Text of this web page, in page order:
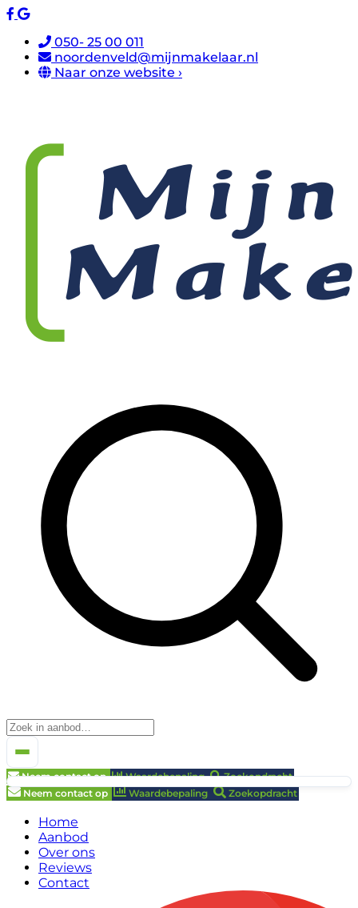
050- 25 00 011
noordenveld@mijnmakelaar.nl
Naar onze website ›
Neem contact op Waardebepaling
Zoekopdracht
Neem contact op
Waardebepaling Zoekopdracht
Home
Aanbod
Over ons
Reviews
Contact